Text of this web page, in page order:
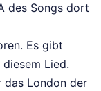
des Songs dort
Es gibt
Lied.
das London der